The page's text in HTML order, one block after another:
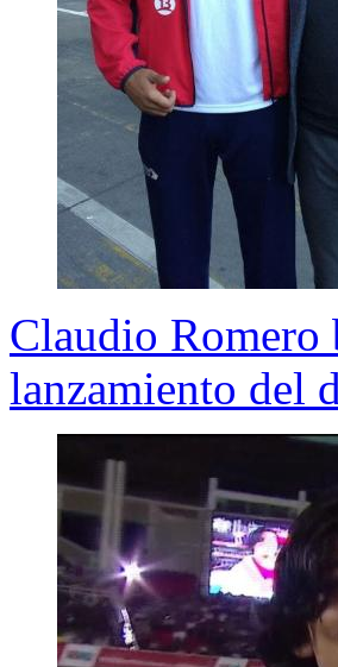
Claudio Romero
lanzamiento del